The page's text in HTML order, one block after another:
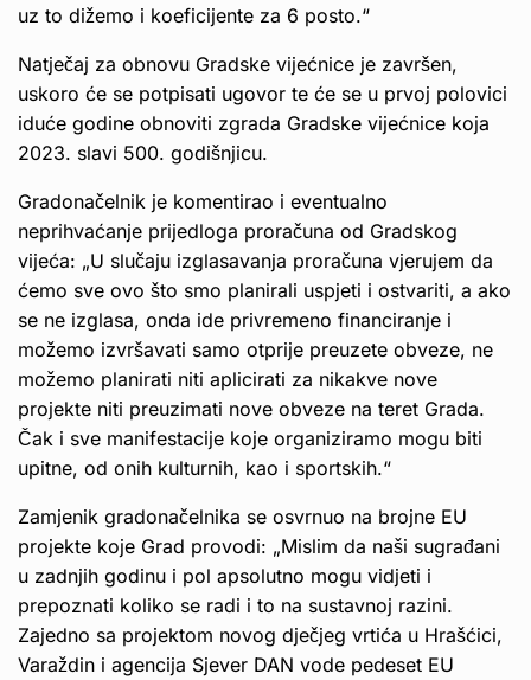
uz to dižemo i koeficijente za 6 posto.“
Natječaj za obnovu Gradske vijećnice je završen,
uskoro će se potpisati ugovor te će se u prvoj polovici
iduće godine obnoviti zgrada Gradske vijećnice koja
2023. slavi 500. godišnjicu.
Gradonačelnik je komentirao i eventualno
neprihvaćanje prijedloga proračuna od Gradskog
vijeća: „U slučaju izglasavanja proračuna vjerujem da
ćemo sve ovo što smo planirali uspjeti i ostvariti, a ako
se ne izglasa, onda ide privremeno financiranje i
možemo izvršavati samo otprije preuzete obveze, ne
možemo planirati niti aplicirati za nikakve nove
projekte niti preuzimati nove obveze na teret Grada.
Čak i sve manifestacije koje organiziramo mogu biti
upitne, od onih kulturnih, kao i sportskih.“
Zamjenik gradonačelnika se osvrnuo na brojne EU
projekte koje Grad provodi: „Mislim da naši sugrađani
u zadnjih godinu i pol apsolutno mogu vidjeti i
prepoznati koliko se radi i to na sustavnoj razini.
Zajedno sa projektom novog dječjeg vrtića u Hrašćici,
Varaždin i agencija Sjever DAN vode pedeset EU